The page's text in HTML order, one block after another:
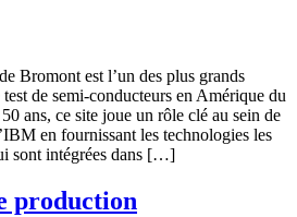
Bromont est l’un des plus grands
test de semi-conducteurs en Amérique du
ans, ce site joue un rôle clé au sein de
en fournissant les technologies les
sont intégrées dans […]
production